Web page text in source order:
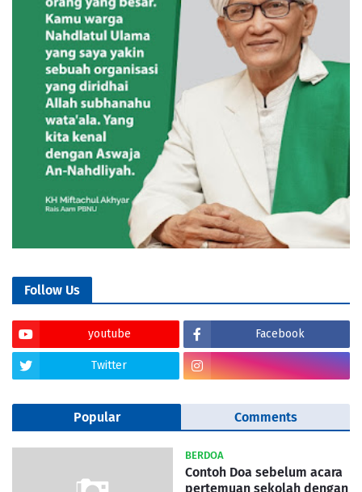
Follow Us
youtube Facebook
Twitter
Popular Comments
BERDOA
Contoh Doa sebelum acara
pertemuan sekolah dengan